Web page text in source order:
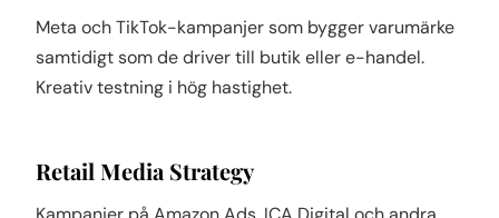
Meta och TikTok-kampanjer som bygger varumärke
samtidigt som de driver till butik eller e-handel.
Kreativ testning i hög hastighet.
Retail Media Strategy